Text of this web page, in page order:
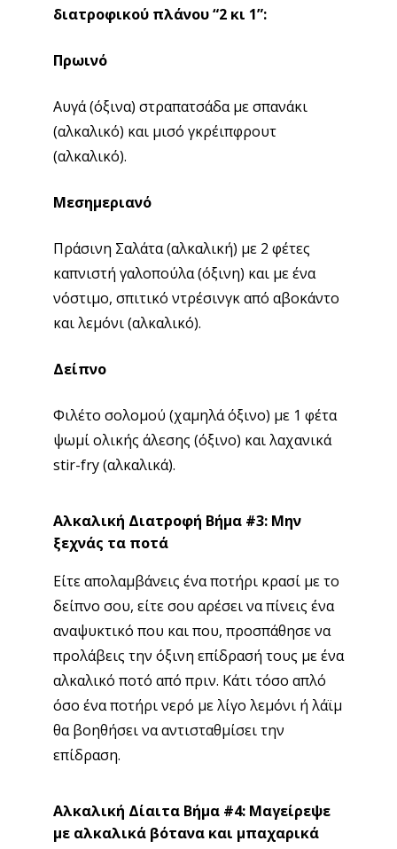
διατροφικού πλάνου “2 κι 1”:
Πρωινό
Αυγά (όξινα) στραπατσάδα με σπανάκι
(αλκαλικό) και μισό γκρέιπφρουτ
(αλκαλικό).
Μεσημεριανό
Πράσινη Σαλάτα (αλκαλική) με 2 φέτες
καπνιστή γαλοπούλα (όξινη) και με ένα
νόστιμο, σπιτικό ντρέσινγκ από αβοκάντο
και λεμόνι (αλκαλικό).
Δείπνο
Φιλέτο σολομού (χαμηλά όξινο) με 1 φέτα
ψωμί ολικής άλεσης (όξινο) και λαχανικά
stir-fry (αλκαλικά).
Αλκαλική Διατροφή Βήμα #3: Μην
ξεχνάς τα ποτά
Είτε απολαμβάνεις ένα ποτήρι κρασί με το
δείπνο σου, είτε σου αρέσει να πίνεις ένα
αναψυκτικό που και που, προσπάθησε να
προλάβεις την όξινη επίδρασή τους με ένα
αλκαλικό ποτό από πριν. Κάτι τόσο απλό
όσο ένα ποτήρι νερό με λίγο λεμόνι ή λάϊμ
θα βοηθήσει να αντισταθμίσει την
επίδραση.
Αλκαλική Δίαιτα Βήμα #4: Μαγείρεψε
με αλκαλικά βότανα και μπαχαρικά